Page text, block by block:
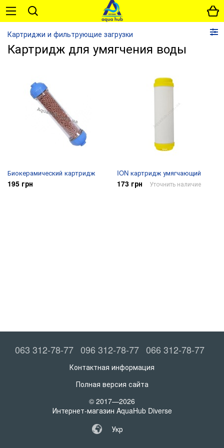
Картриджи и фильтрующие загрузки
Картридж для умягчения воды
Биокерамический картридж
195 грн
ION картридж умягчающий
173 грн Уточнить наличие
063 312-78-77 096 312-78-77 066 312-78-77
Контактная информация
Полная версия сайта
© 2017—2026
Интернет-магазин AquaHub Diverse
Укр